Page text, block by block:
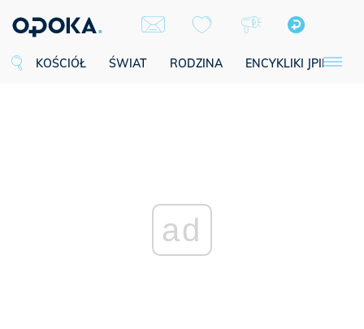
KOŚCIÓŁ ŚWIAT RODZINA ENCYKLIKI JPII
ad